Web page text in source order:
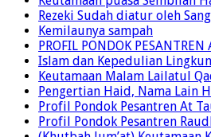
Rezeki Sudah diatur oleh
Kemilaunya sampah
PROFIL PONDOK PESANTREN
Islam dan Kepedulian
Keutamaan Malam Lailatul
Pengertian Haid, Nama Lain
Profil Pondok Pesantren At
Profil Pondok Pesantren